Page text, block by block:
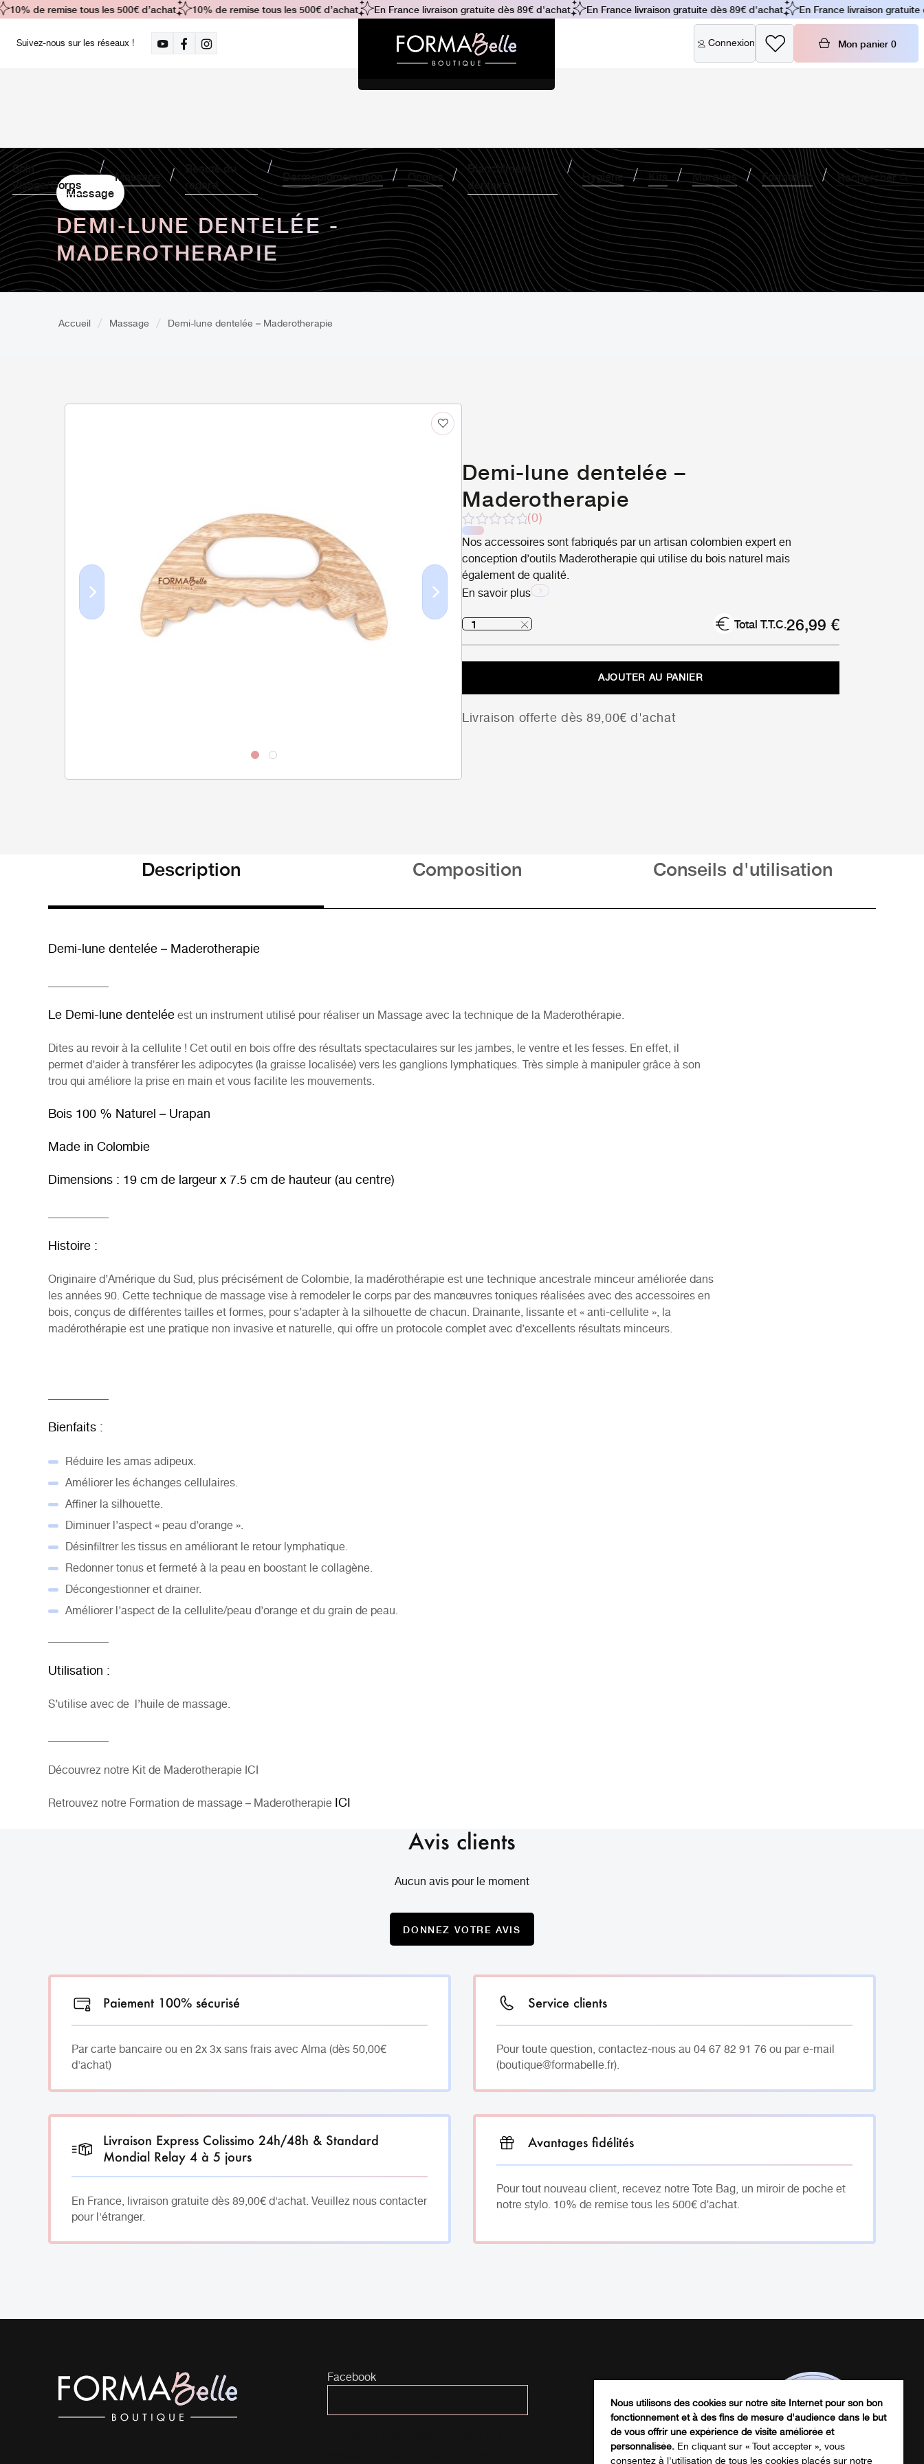
Suivez-nous sur les réseaux ! Connexion Mon panier 0
Soin
Visage/Corps
Massage
Beauté du
regard
Dermopigmentation Ongles
Blanchiment
dentaire
Hygiène Kits Marques Formation Rechercher
de remise tous les 500€ d’achat 10% de remise tous les 500€ d’achat En France livraison gratuite dès 89€ d'achat En France livraison gratuite dès 89€ d'achat En France livraison gratuite
Massage
DEMI-LUNE DENTELÉE -
MADEROTHERAPIE
Accueil Massage Demi-lune dentelée – Maderotherapie
Previous Next
Demi-lune dentelée –
Maderotherapie
Note
sur
5
(0)
Nos accessoires sont fabriqués par un artisan colombien expert en
conception d’outils Maderotherapie qui utilise du bois naturel mais
également de qualité.
En savoir plus
Total T.T.C.26,99 €
AJOUTER AU PANIER
Livraison offerte dès 89,00€ d'achat
Description Composition Conseils d'utilisation
Demi-lune dentelée – Maderotherapie
___________
Le Demi-lune denteléeest un instrument utilisé pour réaliser un Massage avec la technique de la Maderothérapie.
Dites au revoir à la cellulite ! Cet outil en bois offre des résultats spectaculaires sur les jambes, le ventre et les fesses. En effet, il
permet d’aider à transférer les adipocytes (la graisse localisée) vers les ganglions lymphatiques. Très simple à manipuler grâce à son
trou qui améliore la prise en main et vous facilite les mouvements.
Bois 100 % Naturel – Urapan
Made in Colombie
Dimensions : 19 cm de largeur x 7.5 cm de hauteur (au centre)
___________
Histoire :
Originaire d’Amérique du Sud, plus précisément de Colombie, la madérothérapie est une technique ancestrale minceur améliorée dans
les années 90. Cette technique de massage vise à remodeler le corps par des manœuvres toniques réalisées avec des accessoires en
bois, conçus de différentes tailles et formes, pour s’adapter à la silhouette de chacun. Drainante, lissante et « anti-cellulite », la
madérothérapie est une pratique non invasive et naturelle, qui offre un protocole complet avec d’excellents résultats minceurs.
___________
Bienfaits :
Réduire les amas adipeux.
Améliorer les échanges cellulaires.
Affiner la silhouette.
Diminuer l’aspect « peau d’orange ».
Désinfiltrer les tissus en améliorant le retour lymphatique.
Redonner tonus et fermeté à la peau en boostant le collagène.
Décongestionner et drainer.
Améliorer l’aspect de la cellulite/peau d’orange et du grain de peau.
___________
Utilisation :
S’utilise avec de l’huile de massage.
___________
Découvrez notre Kit de Maderotherapie ICI
Retrouvez notre Formation de massage – Maderotherapie ICI
Avis clients
Aucun avis pour le moment
DONNEZ VOTRE AVIS
Paiement 100% sécurisé
Par carte bancaire ou en 2x 3x sans frais avec Alma (dès 50,00€
d'achat)
Service clients
Pour toute question, contactez-nous au 04 67 82 91 76 ou par e-mail
(boutique@formabelle.fr).
Livraison Express Colissimo 24h/48h & Standard
Mondial Relay 4 à 5 jours
En France, livraison gratuite dès 89,00€ d'achat. Veuillez nous contacter
pour l'étranger.
Avantages fidélités
Pour tout nouveau client, recevez notre Tote Bag, un miroir de poche et
notre stylo. 10% de remise tous les 500€ d’achat.
Facebook
Nous utilisons des cookies sur notre site Internet pour son bon
fonctionnement et à des fins de mesure d'audience dans le but
de vous offrir une expérience de visite améliorée et
personnalisée. En cliquant sur « Tout accepter », vous